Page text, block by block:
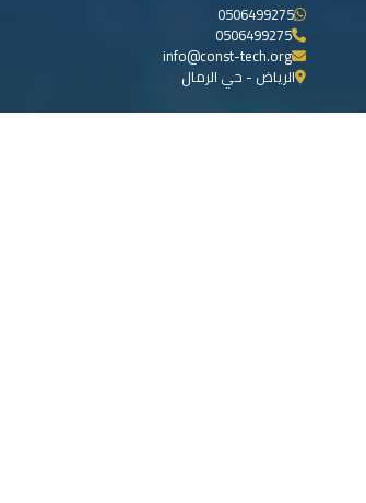
0506499275
0506499275
info@const-tech.org
الرياض - حي الرمال